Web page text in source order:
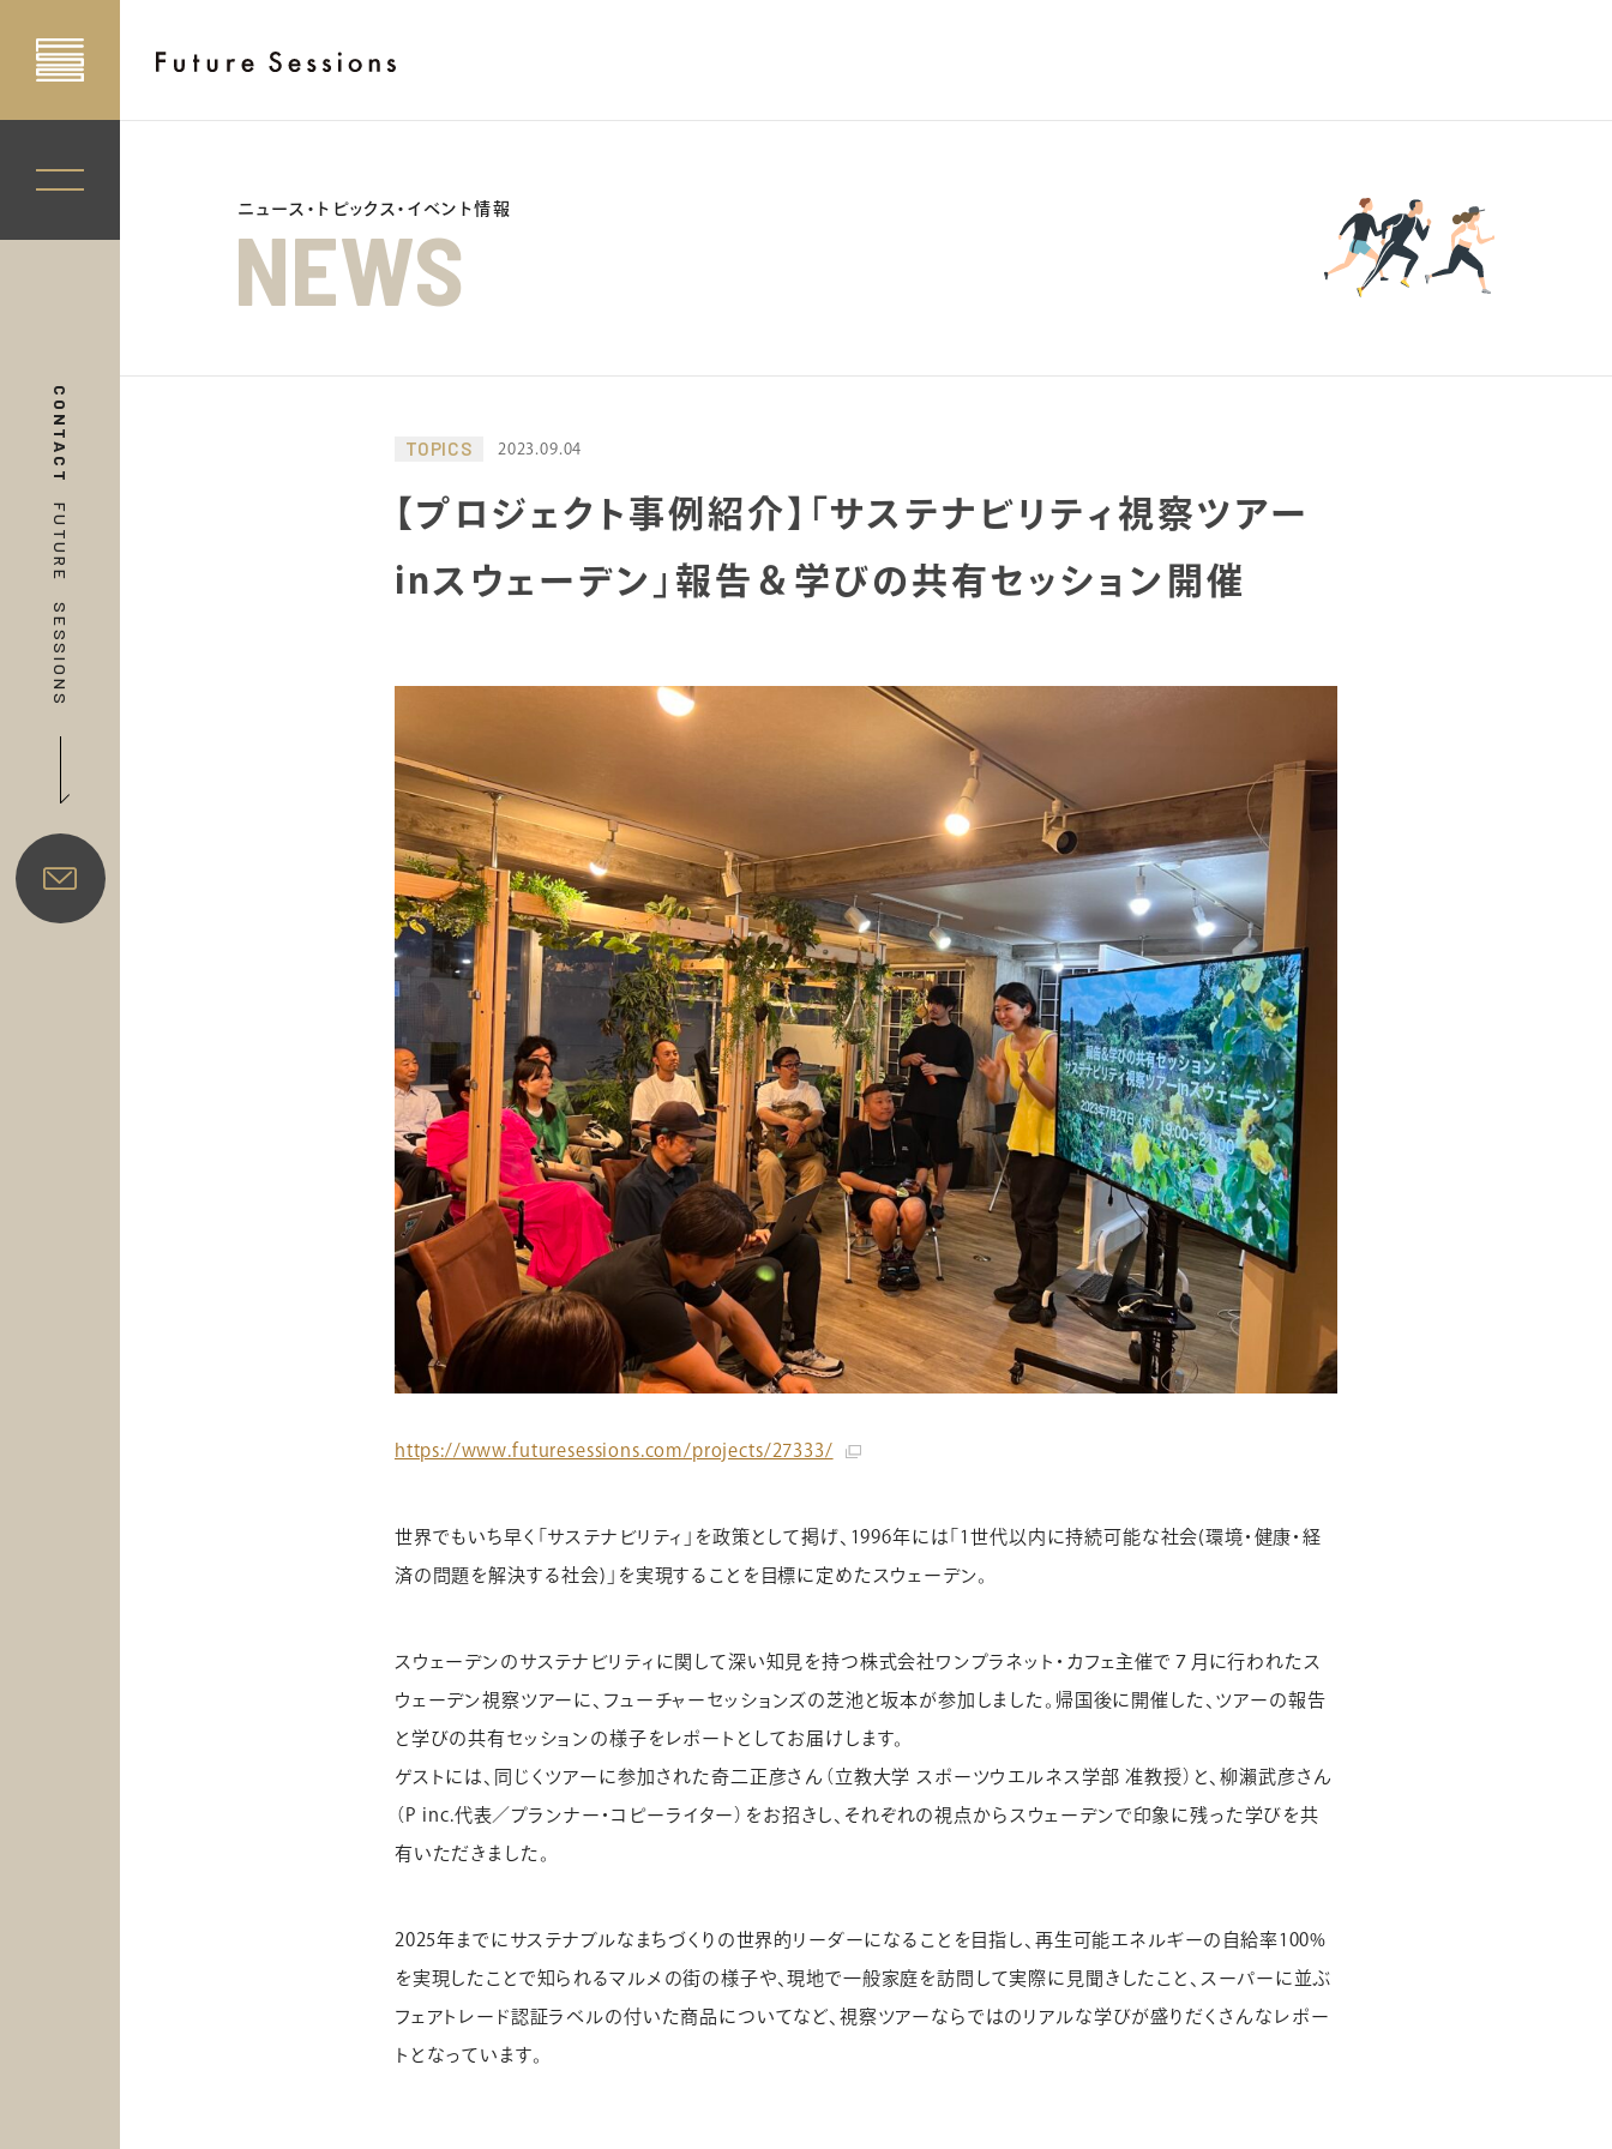
CONTACT
FUTURE
SESSIONS
CONTACT
さい。直接のご訪問が難しい場合は、オンラインでのご相談も承
資料請求
本社
元赤坂イースト WHCH TOKYO BASE 3階 302号室
地下鉄銀座線・丸ノ内線 赤坂見附駅（出口B）徒歩6分
Google MAP
ニュース・トピックス・イベント情報
NEWS
TOPICS 2023.09.04
【プロジェクト事例紹介】「サステナビリティ視察ツアー
inスウェーデン」報告＆学びの共有セッション開催
https://www.futuresessions.com/projects/27333/
世界でもいち早く「サステナビリティ」を政策として掲げ、1996年には「1世代以内に持続可能な社会(環境・健康・経
済の問題を解決する社会)」を実現することを目標に定めたスウェーデン。
スウェーデンのサステナビリティに関して深い知見を持つ株式会社ワンプラネット・カフェ主催で７月に行われたス
ウェーデン視察ツアーに、フューチャーセッションズの芝池と坂本が参加しました。帰国後に開催した、ツアーの報告
と学びの共有セッションの様子をレポートとしてお届けします。
ゲストには、同じくツアーに参加された奇二正彦さん（立教大学 スポーツウエルネス学部 准教授）と、柳瀨武彦さん
（P inc.代表／プランナー・コピーライター）をお招きし、それぞれの視点からスウェーデンで印象に残った学びを共
有いただきました。
2025年までにサステナブルなまちづくりの世界的リーダーになることを目指し、再生可能エネルギーの自給率100%
を実現したことで知られるマルメの街の様子や、現地で一般家庭を訪問して実際に見聞きしたこと、スーパーに並ぶ
フェアトレード認証ラベルの付いた商品についてなど、視察ツアーならではのリアルな学びが盛りだくさんなレポー
トとなっています。